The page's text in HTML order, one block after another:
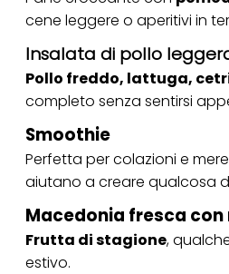
cene leggere o aperitivi in
Insalata di pollo
Pollo freddo, lattuga,
completo senza sentirsi
Smoothie
Perfetta per colazioni e
aiutano a creare qualcosa
Macedonia fresca
Frutta di stagione,
estivo.